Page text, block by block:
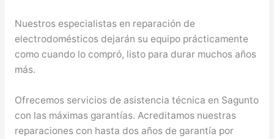
Nuestros especialistas en reparación de
electrodomésticos dejarán su equipo prácticamente
como cuando lo compró, listo para durar muchos años
más.
Ofrecemos servicios de asistencia técnica en Sagunto
con las máximas garantías. Acreditamos nuestras
reparaciones con hasta dos años de garantía por